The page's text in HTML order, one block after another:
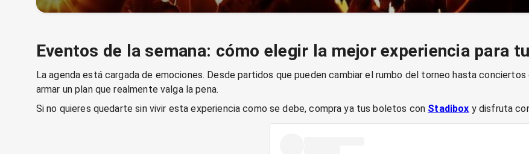
Eventos de la semana: cómo elegir la mejor experiencia para
La agenda está cargada de emociones. Desde partidos que pueden cambiar el rumbo del torneo hasta
armar un plan que realmente valga la pena.
Si no quieres quedarte sin vivir esta experiencia como se debe, compra ya tus boletos con Stadibox y disfruta